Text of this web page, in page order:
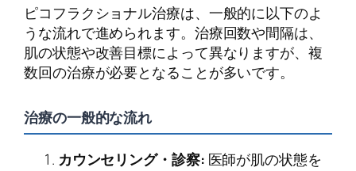
ピコフラクショナル治療は、一般的に以下のよ
うな流れで進められます。治療回数や間隔は、
肌の状態や改善目標によって異なりますが、複
数回の治療が必要となることが多いです。
治療の一般的な流れ
カウンセリング・診察: 医師が肌の状態を